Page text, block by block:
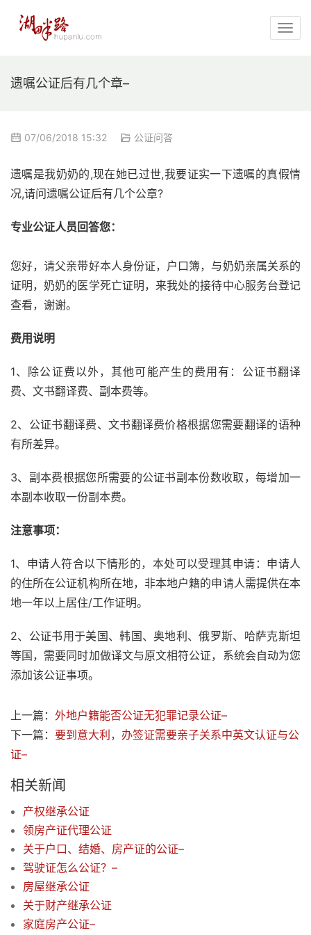
遗嘱公证后有几个章–
07/06/2018 15:32 公证问答
遗嘱是我奶奶的,现在她已过世,我要证实一下遗嘱的真假情
况,请问遗嘱公证后有几个公章?
专业公证人员回答您：
您好，请父亲带好本人身份证，户口簿，与奶奶亲属关系的
证明，奶奶的医学死亡证明，来我处的接待中心服务台登记
查看，谢谢。
费用说明
1、除公证费以外，其他可能产生的费用有：公证书翻译
费、文书翻译费、副本费等。
2、公证书翻译费、文书翻译费价格根据您需要翻译的语种
有所差异。
3、副本费根据您所需要的公证书副本份数收取，每增加一
本副本收取一份副本费。
注意事项：
1、申请人符合以下情形的，本处可以受理其申请：申请人
的住所在公证机构所在地，非本地户籍的申请人需提供在本
地一年以上居住/工作证明。
2、公证书用于美国、韩国、奥地利、俄罗斯、哈萨克斯坦
等国，需要同时加做译文与原文相符公证，系统会自动为您
添加该公证事项。
上一篇： 外地户籍能否公证无犯罪记录公证–
下一篇： 要到意大利，办签证需要亲子关系中英文认证与公
证–
相关新闻
产权继承公证
领房产证代理公证
关于户口、结婚、房产证的公证–
驾驶证怎么公证？–
房屋继承公证
关于财产继承公证
家庭房产公证–